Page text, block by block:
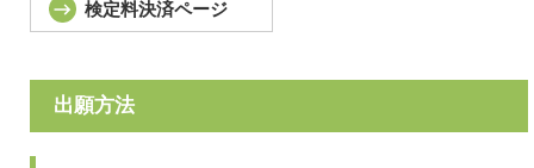
検定料決済ページ
出願方法